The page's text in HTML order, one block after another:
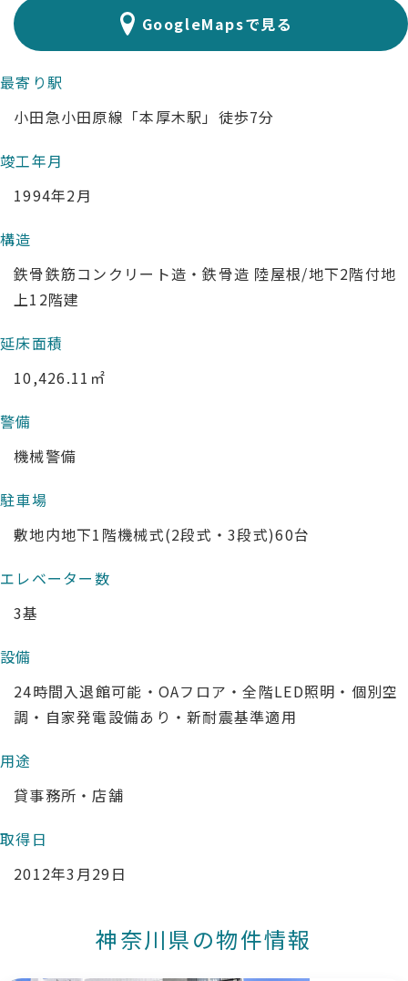
GoogleMapsで見る
最寄り駅
小田急小田原線「本厚木駅」徒歩7分
竣工年月
1994年2月
構造
鉄骨鉄筋コンクリート造・鉄骨造 陸屋根/地下2階付地
上12階建
延床面積
10,426.11㎡
警備
機械警備
駐車場
敷地内地下1階機械式(2段式・3段式)60台
エレベーター数
3基
設備
24時間入退館可能・OAフロア・全階LED照明・個別空
調・自家発電設備あり・新耐震基準適用
用途
貸事務所・店舗
取得日
2012年3月29日
神奈川県の物件情報